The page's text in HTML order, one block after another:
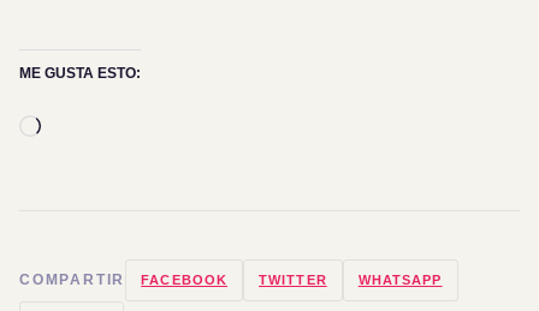
ME GUSTA ESTO:
Cargando...
COMPARTIR FACEBOOK TWITTER WHATSAPP